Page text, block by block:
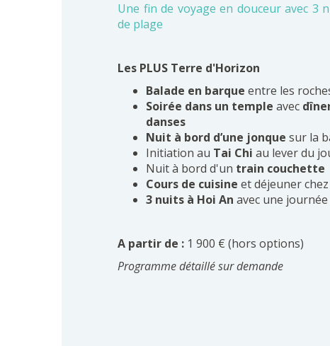
Une fin de voyage en douceur avec 3
de plage
Les PLUS Terre d'Horizon
Balade en barque entre les
Soirée dans un temple avec
danses
Nuit à bord d’une jonque sur la
Initiation au Tai Chi au lever du
Nuit à bord d'un train couchette
Cours de cuisine et déjeuner
3 nuits à Hoi An avec une
A partir de : 1 900 € (hors options)
Programme détaillé sur demande